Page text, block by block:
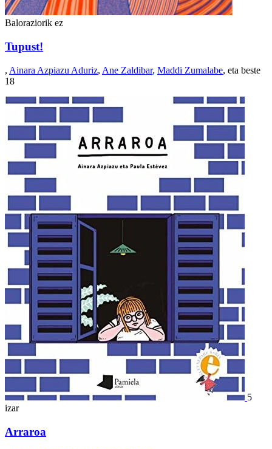
Baloraziorik ez
Tupust!
, Ainara Azpiazu Aduriz, Ane Zaldibar, Maddi Zumalabe, eta beste
18
5
izar
Arraroa